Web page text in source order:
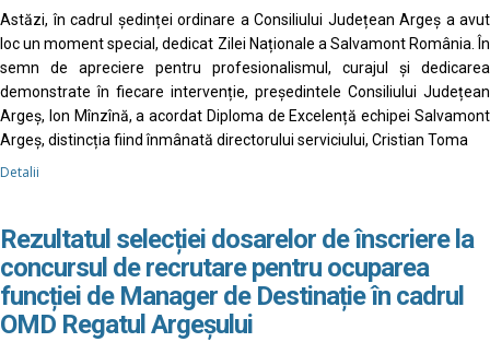
Astăzi, în cadrul ședinței ordinare a Consiliului Județean Argeș a avut
loc un moment special, dedicat Zilei Naționale a Salvamont România. În
semn de apreciere pentru profesionalismul, curajul și dedicarea
demonstrate în fiecare intervenție, președintele Consiliului Județean
Argeș, Ion Mînzînă, a acordat Diploma de Excelență echipei Salvamont
Argeș, distincția fiind înmânată directorului serviciului, Cristian Toma
Detalii
Rezultatul selecției dosarelor de înscriere la
concursul de recrutare pentru ocuparea
funcției de Manager de Destinație în cadrul
OMD Regatul Argeșului